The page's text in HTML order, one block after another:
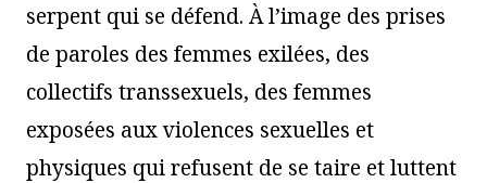
serpent qui se défend. À l’image des prises
de paroles des femmes exilées, des
collectifs transsexuels, des femmes
exposées aux violences sexuelles et
physiques qui refusent de se taire et luttent